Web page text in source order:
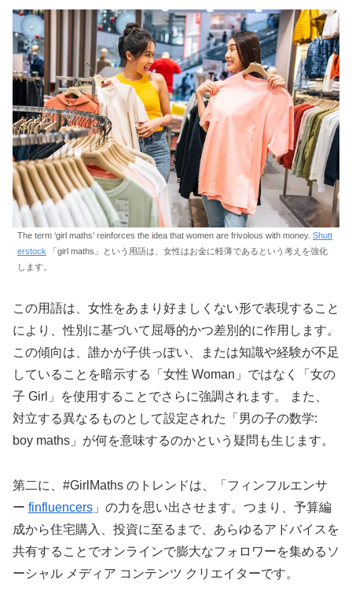
The term ‘girl maths’ reinforces the idea that women are frivolous with money. Shutt
erstock 「girl maths」という用語は、女性はお金に軽薄であるという考えを強化
します。
この用語は、女性をあまり好ましくない形で表現すること
により、性別に基づいて屈辱的かつ差別的に作用します。
この傾向は、誰かが子供っぽい、または知識や経験が不足
していることを暗示する「女性 Woman」ではなく「女の
子 Girl」を使用することでさらに強調されます。 また、
対立する異なるものとして設定された「男の子の数学:
boy maths」が何を意味するのかという疑問も生じます。
第二に、#GirlMaths のトレンドは、「フィンフルエンサ
ー finfluencers 」の力を思い出させます。つまり、予算編
成から住宅購入、投資に至るまで、あらゆるアドバイスを
共有することでオンラインで膨大なフォロワーを集めるソ
ーシャル メディア コンテンツ クリエイターです。